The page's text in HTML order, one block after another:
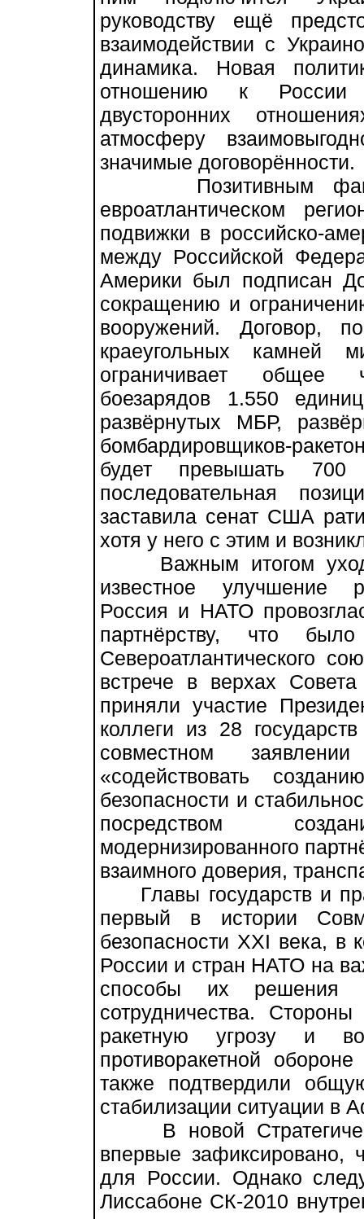
руководству ещё
взаимодействии с
динамика. Новая
отношению к России
двусторонних
атмосферу
значимые договорённости.
Позитивным
евроатлантическом
подвижки в российско-
между Российской
Америки был подписан
сокращению и
вооружений. Договор,
краеугольных камней
ограничивает общее
боезарядов 1.550
развёрнутых МБР,
бомбардировщиков-
будет превышать
последовательная
заставила сенат США
хотя у него с этим и
Важным итогом
известное улучшение
Россия и НАТО
партнёрству, что
Североатлантического
встрече в верхах
приняли участие
коллеги из 28
совместном
«содействовать
безопасности и
посредством
модернизированного
взаимного доверия,
Главы государств и
первый в истории
безопасности XXI века, в
России и стран НАТО на
способы их решения
сотрудничества.
ракетную угрозу и
противоракетной
также подтвердили
стабилизации ситуации в
В новой
впервые зафиксировано,
для России. Однако
Лиссабоне СК-2010